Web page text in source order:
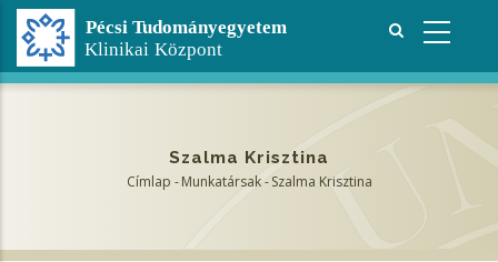
Ugrás
tartalomra
Szalma Krisztina
Címlap - Munkatársak - Szalma Krisztina